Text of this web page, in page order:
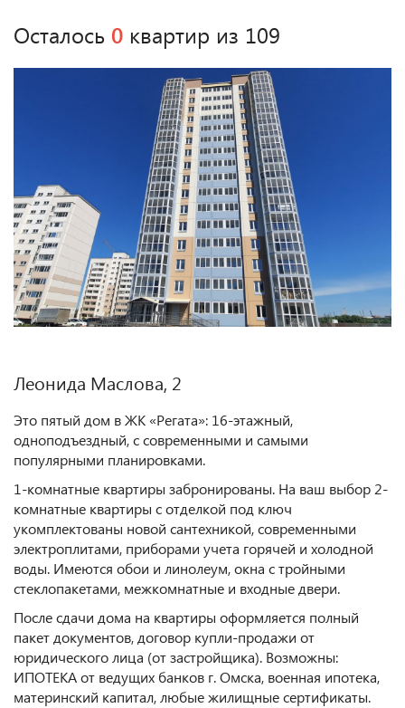
Осталось 0 квартир из 109
Леонида Маслова, 2
Это пятый дом в ЖК «Регата»: 16-этажный,
одноподъездный, с современными и самыми
популярными планировками.
1-комнатные квартиры забронированы. На ваш выбор 2-
комнатные квартиры с отделкой под ключ
укомплектованы новой сантехникой, современными
электроплитами, приборами учета горячей и холодной
воды. Имеются обои и линолеум, окна с тройными
стеклопакетами, межкомнатные и входные двери.
После сдачи дома на квартиры оформляется полный
пакет документов, договор купли-продажи от
юридического лица (от застройщика). Возможны:
ИПОТЕКА от ведущих банков г. Омска, военная ипотека,
материнский капитал, любые жилищные сертификаты.